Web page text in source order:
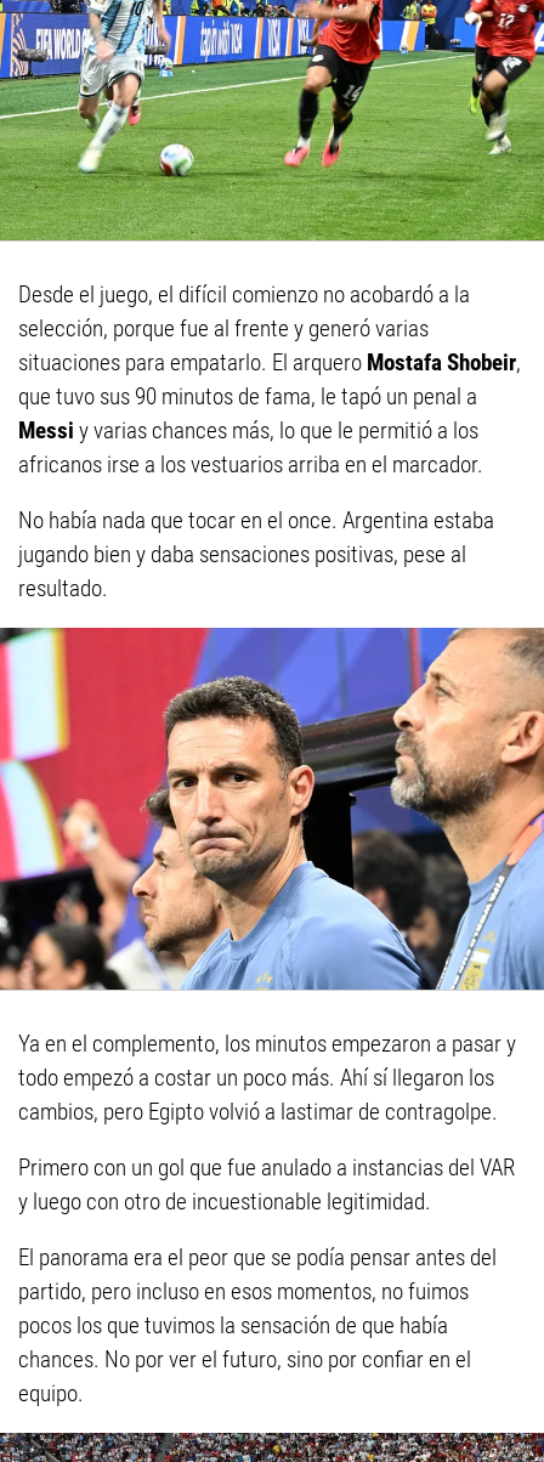
Desde el juego, el difícil comienzo no acobardó a la
selección, porque fue al frente y generó varias
situaciones para empatarlo. El arquero Mostafa Shobeir,
que tuvo sus 90 minutos de fama, le tapó un penal a
Messi y varias chances más, lo que le permitió a los
africanos irse a los vestuarios arriba en el marcador.
No había nada que tocar en el once. Argentina estaba
jugando bien y daba sensaciones positivas, pese al
resultado.
Ya en el complemento, los minutos empezaron a pasar y
todo empezó a costar un poco más. Ahí sí llegaron los
cambios, pero Egipto volvió a lastimar de contragolpe.
Primero con un gol que fue anulado a instancias del VAR
y luego con otro de incuestionable legitimidad.
El panorama era el peor que se podía pensar antes del
partido, pero incluso en esos momentos, no fuimos
pocos los que tuvimos la sensación de que había
chances. No por ver el futuro, sino por confiar en el
equipo.